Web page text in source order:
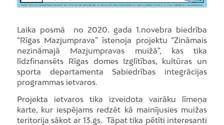
Laika posmā no 2020. gada 1.novebra biedrība
“Rīgas Mazjumprava” īstenoja projektu “Zināmais
nezināmajā Mazjumpravas muižā”, kas tika
līdzfinansēts Rīgas domes Izglītības, kultūras un
sporta departamenta Sabiedrības integrācijas
programmas ietvaros.
Projekta ietvaros tika izveidota vairāku līmeņa
karte, kur iespējams redzēt kā mainījusies muižas
teritorija sākot ar 13.gs. Tāpat tika pētīti interesanti